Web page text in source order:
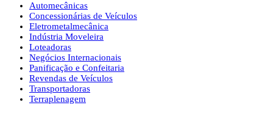
Automecânicas
Concessionárias de Veículos
Eletrometalmecânica
Indústria Moveleira
Loteadoras
Negócios Internacionais
Panificação e Confeitaria
Revendas de Veículos
Transportadoras
Terraplenagem